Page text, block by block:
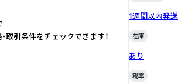
1週間以内発送
在庫
あり
税率
取引条件をチェックできます！